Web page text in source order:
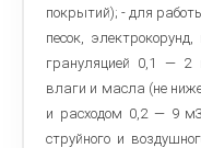
покрытий); - для
песок,
грануляцией 0,1 —
влаги и масла (не
и расходом 0,2 — 9
струйного и